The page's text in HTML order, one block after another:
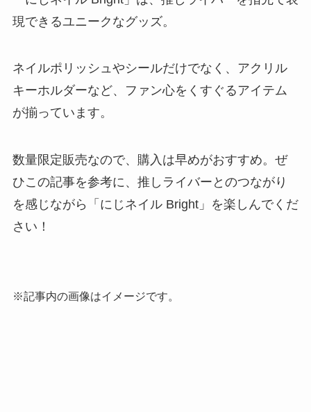
現できるユニークなグッズ。
ネイルポリッシュやシールだけでなく、アクリル
キーホルダーなど、ファン心をくすぐるアイテム
が揃っています。
数量限定販売なので、購入は早めがおすすめ。ぜ
ひこの記事を参考に、推しライバーとのつながり
を感じながら「にじネイル Bright」を楽しんでくだ
さい！
※記事内の画像はイメージです。